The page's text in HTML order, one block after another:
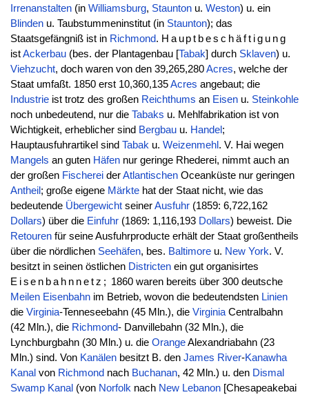
Irrenanstalten(in Williamsburg, Stauntonu. Weston) u. ein
Blindenu. Taubstummeninstitut (in Staunton); das
Staatsgefängniß ist in Richmond. Hauptbeschäftigung
istAckerbau(bes. der Plantagenbau [Tabak] durch Sklaven) u.
Viehzucht, doch waren von den 39,265,280Acres, welche der
Staat umfaßt. 1850 erst 10,360,135Acres angebaut; die
Industrieist trotz des großen Reichthums an Eisenu. Steinkohle
noch unbedeutend, nur die Tabaks u. Mehlfabrikation ist von
Wichtigkeit, erheblicher sind Bergbauu. Handel ;
Hauptausfuhrartikel sind Tabak u. Weizenmehl . V. Hai wegen
Mangels an guten Häfennur geringe Rhederei, nimmt auch an
der großen FischereiderAtlantischenOceanküste nur geringen
Antheil ; große eigene Märktehat der Staat nicht, wie das
bedeutende ÜbergewichtseinerAusfuhr(1859: 6,722,162
Dollars) über die Einfuhr(1869: 1,116,193 Dollars) beweist. Die
Retourenfür seine Ausfuhrproducte erhält der Staat großentheils
über die nördlichen Seehäfen, bes. Baltimoreu. New York. V.
besitzt in seinen östlichen Districtenein gut organisirtes
Eisenbahnnetz; 1860 waren bereits über 300 deutsche
Meilen Eisenbahnim Betrieb, wovon die bedeutendsten Linien
die Virginia-Tenneseebahn (45 Mln.), die VirginiaCentralbahn
(42 Mln.), die Richmond- Danvillebahn (32 Mln.), die
Lynchburgbahn (30 Mln.) u. die OrangeAlexandriabahn (23
Mln.) sind. Von Kanälenbesitzt B. den James River-Kanawha
Kanal von Richmond nach Buchanan, 42 Mln.) u. den Dismal
Swamp Kanal (von Norfolk nach New Lebanon[Chesapeakebai